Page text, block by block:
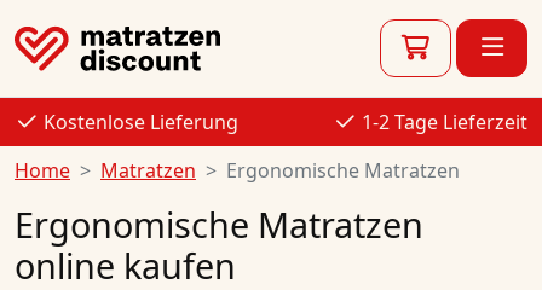
Kostenlose Lieferung
1-2 Tage Lieferzeit
Home
Matratzen Ergonomische Matratzen
Ergonomische Matratzen
online kaufen